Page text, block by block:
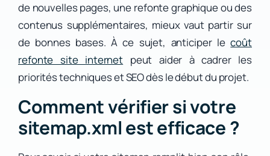
de nouvelles pages, une refonte graphique ou des
contenus supplémentaires, mieux vaut partir sur
de bonnes bases. À ce sujet, anticiper lecoût
refonte site internet peut aider à cadrer les
priorités techniques et SEO dès le début du projet.
Comment vérifier si votre
sitemap.xml est efficace ?